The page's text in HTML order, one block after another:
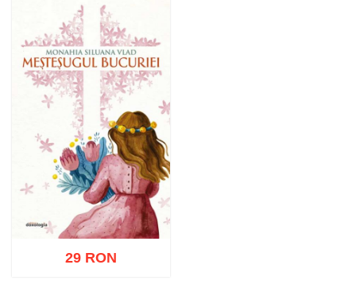
29 RON